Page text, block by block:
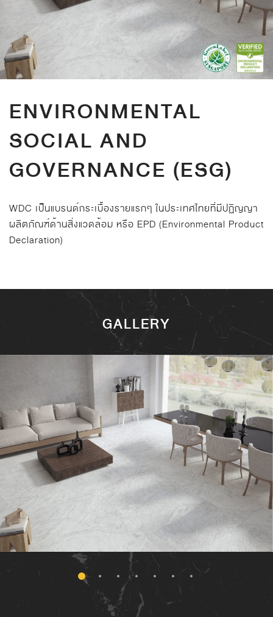
ENVIRONMENTAL
SOCIAL AND
GOVERNANCE (ESG)
WDC เป็นแบรนด์กระเบื้องรายแรกๆ ในประเทศไทยที่มีปฏิญญา
ผลิตภัณฑ์ด้านสิ่งแวดล้อม หรือ EPD (Environmental Product
Declaration)
GALLERY